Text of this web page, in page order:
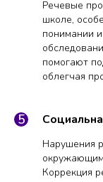
Речевые
школе,
понимании
помогают
облегчая
Нарушения
Коррекция